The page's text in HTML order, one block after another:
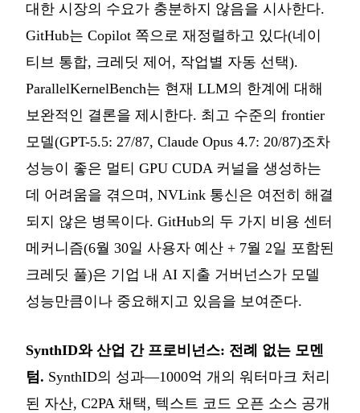
대한 시장의 수요가 충분하지 않음을 시사한다.
GitHub는 Copilot 쪽으로 재정렬하고 있다(네이
티브 통합, 크레딧 제어, 작업별 자동 선택).
ParallelKernelBench는 현재 LLM의 한계에 대해
보완적인 결론을 제시한다. 최고 수준의 frontier
모델(GPT-5.5: 27/87, Claude Opus 4.7: 20/87)조차
성능이 좋은 멀티 GPU CUDA 커널을 생성하는
데 어려움을 겪으며, NVLink 통신은 여전히 해결
되지 않은 병목이다. GitHub의 두 가지 비용 센터
메커니즘(6월 30일 사용자 예산 + 7월 2일 포함된
크레딧 풀)은 기업 내 AI 지출 거버넌스가 모델
성능만큼이나 중요해지고 있음을 보여준다.
SynthID와 산업 간 프로비넌스: 전례 없는 모멘
텀. SynthID의 성과—1000억 개의 워터마크 처리
된 자산, C2PA 채택, 텍스트 코드 오픈 소스 공개